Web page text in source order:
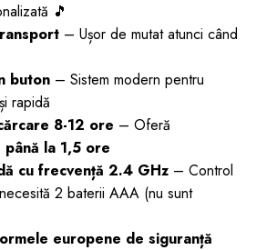
🎵
– Ușor de mutat atunci când
buton – Sistem modern pentru
rapidă
8-12 ore – Oferă
la 1,5 ore
cu frecvență 2.4 GHz – Control
2 baterii AAA (nu sunt
europene de siguranță